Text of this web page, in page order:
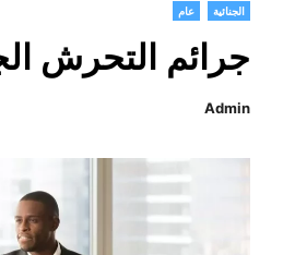
الجنائية عام
جرائم التحرش
Admin